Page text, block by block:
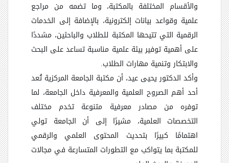
والأقسام المختلفة بالمكتبة، وما تضمه من مراجع
علمية وقواعد بيانات إلكترونية، بالإضافة إلى الخدمات
الرقمية التي تتيحها المكتبة للطلاب والباحثين، مشددًا
على أهمية توفير بيئة علمية مناسبة تساعد على البحث
والابتكار وتنمية مهارات الطلاب.
وأكد الدكتور يحيى عيد، أن مكتبة الجامعة المركزية تُعد
أحد أهم الصروح العلمية والمعرفية داخل الجامعة، لما
توفره من مصادر معرفية متنوعة تخدم مختلف
التخصصات العلمية، مشيرًا إلى أن الجامعة تولي
اهتمامًا كبيرًا بتحديث المحتوى العلمي والرقمي
للمكتبة بما يتواكب مع التطورات المتسارعة في مجالات